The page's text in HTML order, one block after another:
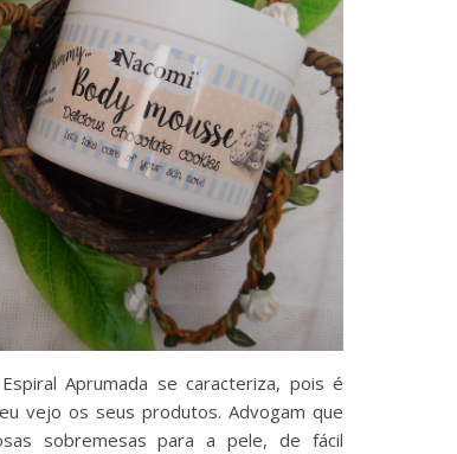
Aprumada se caracteriza, pois é
vejo os seus produtos. Advogam que
sobremesas para a pele, de fácil